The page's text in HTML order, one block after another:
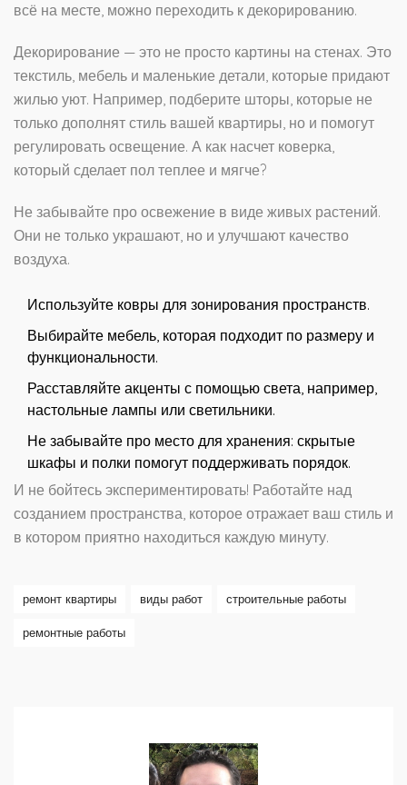
всё на месте, можно переходить к декорированию.
Декорирование — это не просто картины на стенах. Это
текстиль, мебель и маленькие детали, которые придают
жилью уют. Например, подберите шторы, которые не
только дополнят стиль вашей квартиры, но и помогут
регулировать освещение. А как насчет коверка,
который сделает пол теплее и мягче?
Не забывайте про освежение в виде живых растений.
Они не только украшают, но и улучшают качество
воздуха.
Используйте ковры для зонирования пространств.
Выбирайте мебель, которая подходит по размеру и
функциональности.
Расставляйте акценты с помощью света, например,
настольные лампы или светильники.
Не забывайте про место для хранения: скрытые
шкафы и полки помогут поддерживать порядок.
И не бойтесь экспериментировать! Работайте над
созданием пространства, которое отражает ваш стиль и
в котором приятно находиться каждую минуту.
ремонт квартиры виды работ строительные работы
ремонтные работы